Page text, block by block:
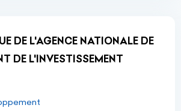
DE L'AGENCE NATIONALE DE
DE L'INVESTISSEMENT